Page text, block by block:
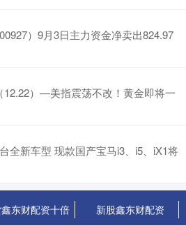
）9月3日主力资金净卖出824.97
12.22）—美指震荡不改！黄金即将一
全新车型 现款国产宝马i3、i5、iX1将
东财配资十倍 新股鑫东财配资